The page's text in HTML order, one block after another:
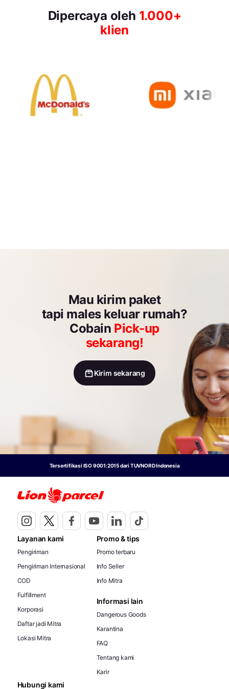
Dipercaya oleh 1.000+
klien
Mau kirim paket
tapi males keluar rumah?
Cobain Pick-up
sekarang!
Kirim sekarang
Tersertifikasi ISO 9001:2015 dari TUVNORD Indonesia
Layanan kami
Pengiriman
Pengiriman Internasional
COD
Fulfillment
Korporasi
Daftar jadi Mitra
Lokasi Mitra
Promo & tips
Promo terbaru
Info Seller
Info Mitra
Informasi lain
Dangerous Goods
Karantina
FAQ
Tentang kami
Karir
Hubungi kami